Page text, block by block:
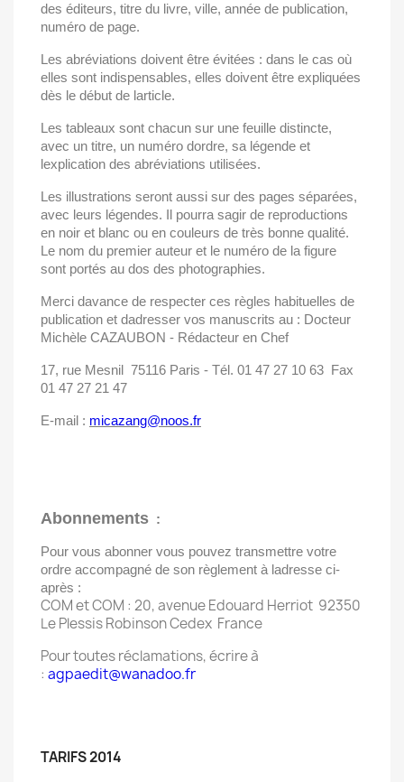
des éditeurs, titre du livre, ville, année de publication,
numéro de page.
Les abréviations doivent être évitées : dans le cas où
elles sont indispensables, elles doivent être expliquées
dès le début de larticle.
Les tableaux sont chacun sur une feuille distincte,
avec un titre, un numéro dordre, sa légende et
lexplication des abréviations utilisées.
Les illustrations seront aussi sur des pages séparées,
avec leurs légendes. Il pourra sagir de reproductions
en noir et blanc ou en couleurs de très bonne qualité.
Le nom du premier auteur et le numéro de la figure
sont portés au dos des photographies.
Merci davance de respecter ces règles habituelles de
publication et dadresser vos manuscrits au : Docteur
Michèle CAZAUBON - Rédacteur en Chef
17, rue Mesnil  75116 Paris - Tél. 01 47 27 10 63  Fax
01 47 27 21 47
E-mail : micazang@noos.fr
Abonnements :
Pour vous abonner vous pouvez transmettre votre
ordre accompagné de son règlement à ladresse ci-
après :
COM et COM : 20, avenue Edouard Herriot  92350
Le Plessis Robinson Cedex  France
Pour toutes réclamations, écrire à
: agpaedit@wanadoo.fr
TARIFS 2014